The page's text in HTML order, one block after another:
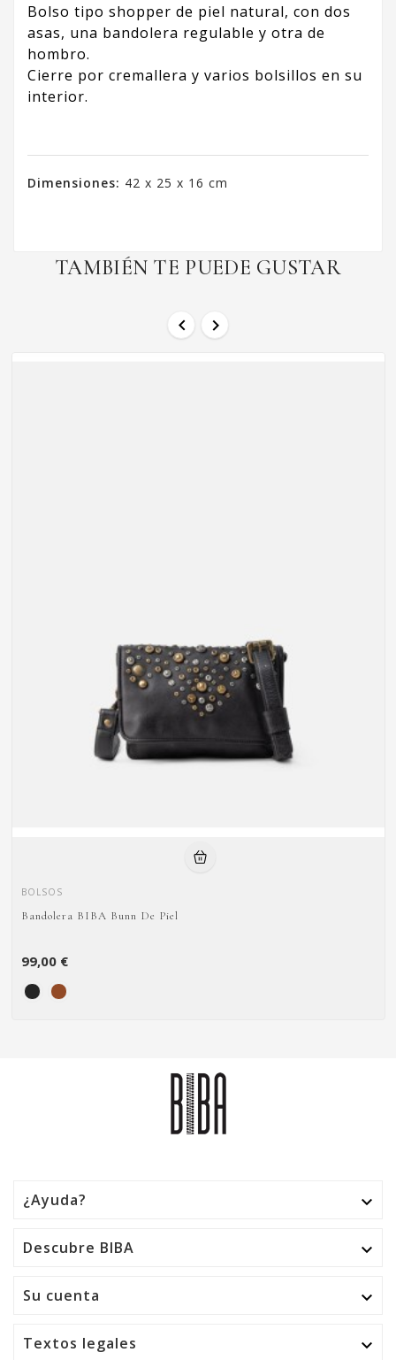
Bolso tipo shopper de piel natural, con dos
asas, una bandolera regulable y otra de
hombro.
Cierre por cremallera y varios bolsillos en su
interior.
Dimensiones: 42 x 25 x 16 cm
TAMBIÉN TE PUEDE GUSTAR
 
BOLSOS
Bandolera BIBA Bunn De Piel
99,00 €
¿Ayuda? 
Descubre BIBA 
Su cuenta 
Textos legales 